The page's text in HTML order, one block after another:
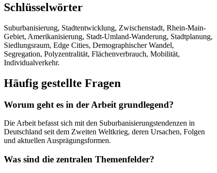
Schlüsselwörter
Suburbanisierung, Stadtentwicklung, Zwischenstadt, Rhein-Main-
Gebiet, Amerikanisierung, Stadt-Umland-Wanderung, Stadtplanung,
Siedlungsraum, Edge Cities, Demographischer Wandel,
Segregation, Polyzentralität, Flächenverbrauch, Mobilität,
Individualverkehr.
Häufig gestellte Fragen
Worum geht es in der Arbeit grundlegend?
Die Arbeit befasst sich mit den Suburbanisierungstendenzen in
Deutschland seit dem Zweiten Weltkrieg, deren Ursachen, Folgen
und aktuellen Ausprägungsformen.
Was sind die zentralen Themenfelder?